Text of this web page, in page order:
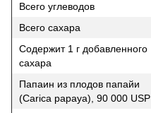
Всего углеводов
Всего сахара
Содержит 1 г добавленного
сахара
Папаин из плодов папайи
(Carica papaya), 90 000 USP